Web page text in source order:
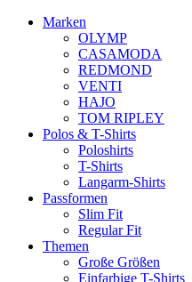
Marken
OLYMP
CASAMODA
REDMOND
VENTI
HAJO
TOM RIPLEY
Polos & T-Shirts
Poloshirts
T-Shirts
Langarm-Shirts
Passformen
Slim Fit
Regular Fit
Themen
Große Größen
Einfarbige T-Shirts